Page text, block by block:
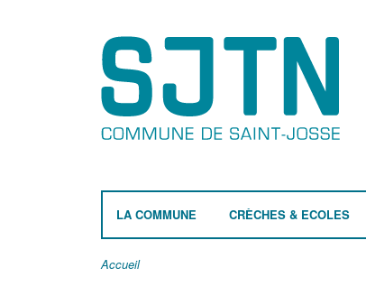
LA COMMUNE CRÈCHES & ECOLES
Accueil